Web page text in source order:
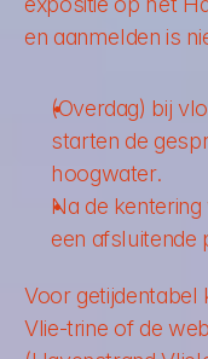
en aanmelden is
(Overdag) bij
starten de
hoogwater.
Na de
een afsluitende
Voor getijdentabel
Vlie-trine of de